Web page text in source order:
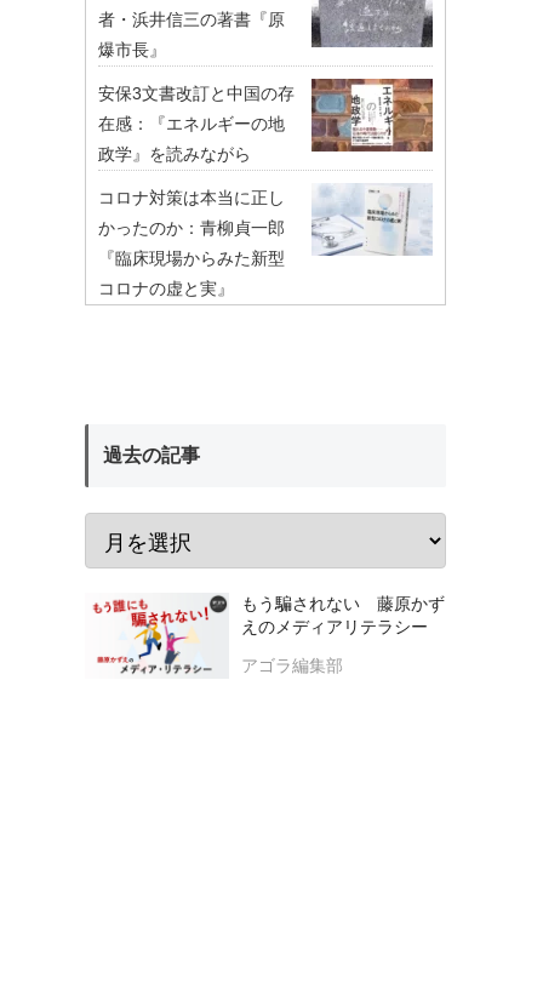
者・浜井信三の著書『原
爆市長』
安保3文書改訂と中国の存
在感：『エネルギーの地
政学』を読みながら
コロナ対策は本当に正し
かったのか：青柳貞一郎
『臨床現場からみた新型
コロナの虚と実』
過去の記事
もう騙されない 藤原かず
えのメディアリテラシー
アゴラ編集部